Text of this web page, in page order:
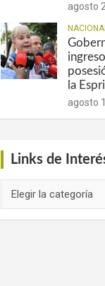
agosto
la
agosto
Links de
de